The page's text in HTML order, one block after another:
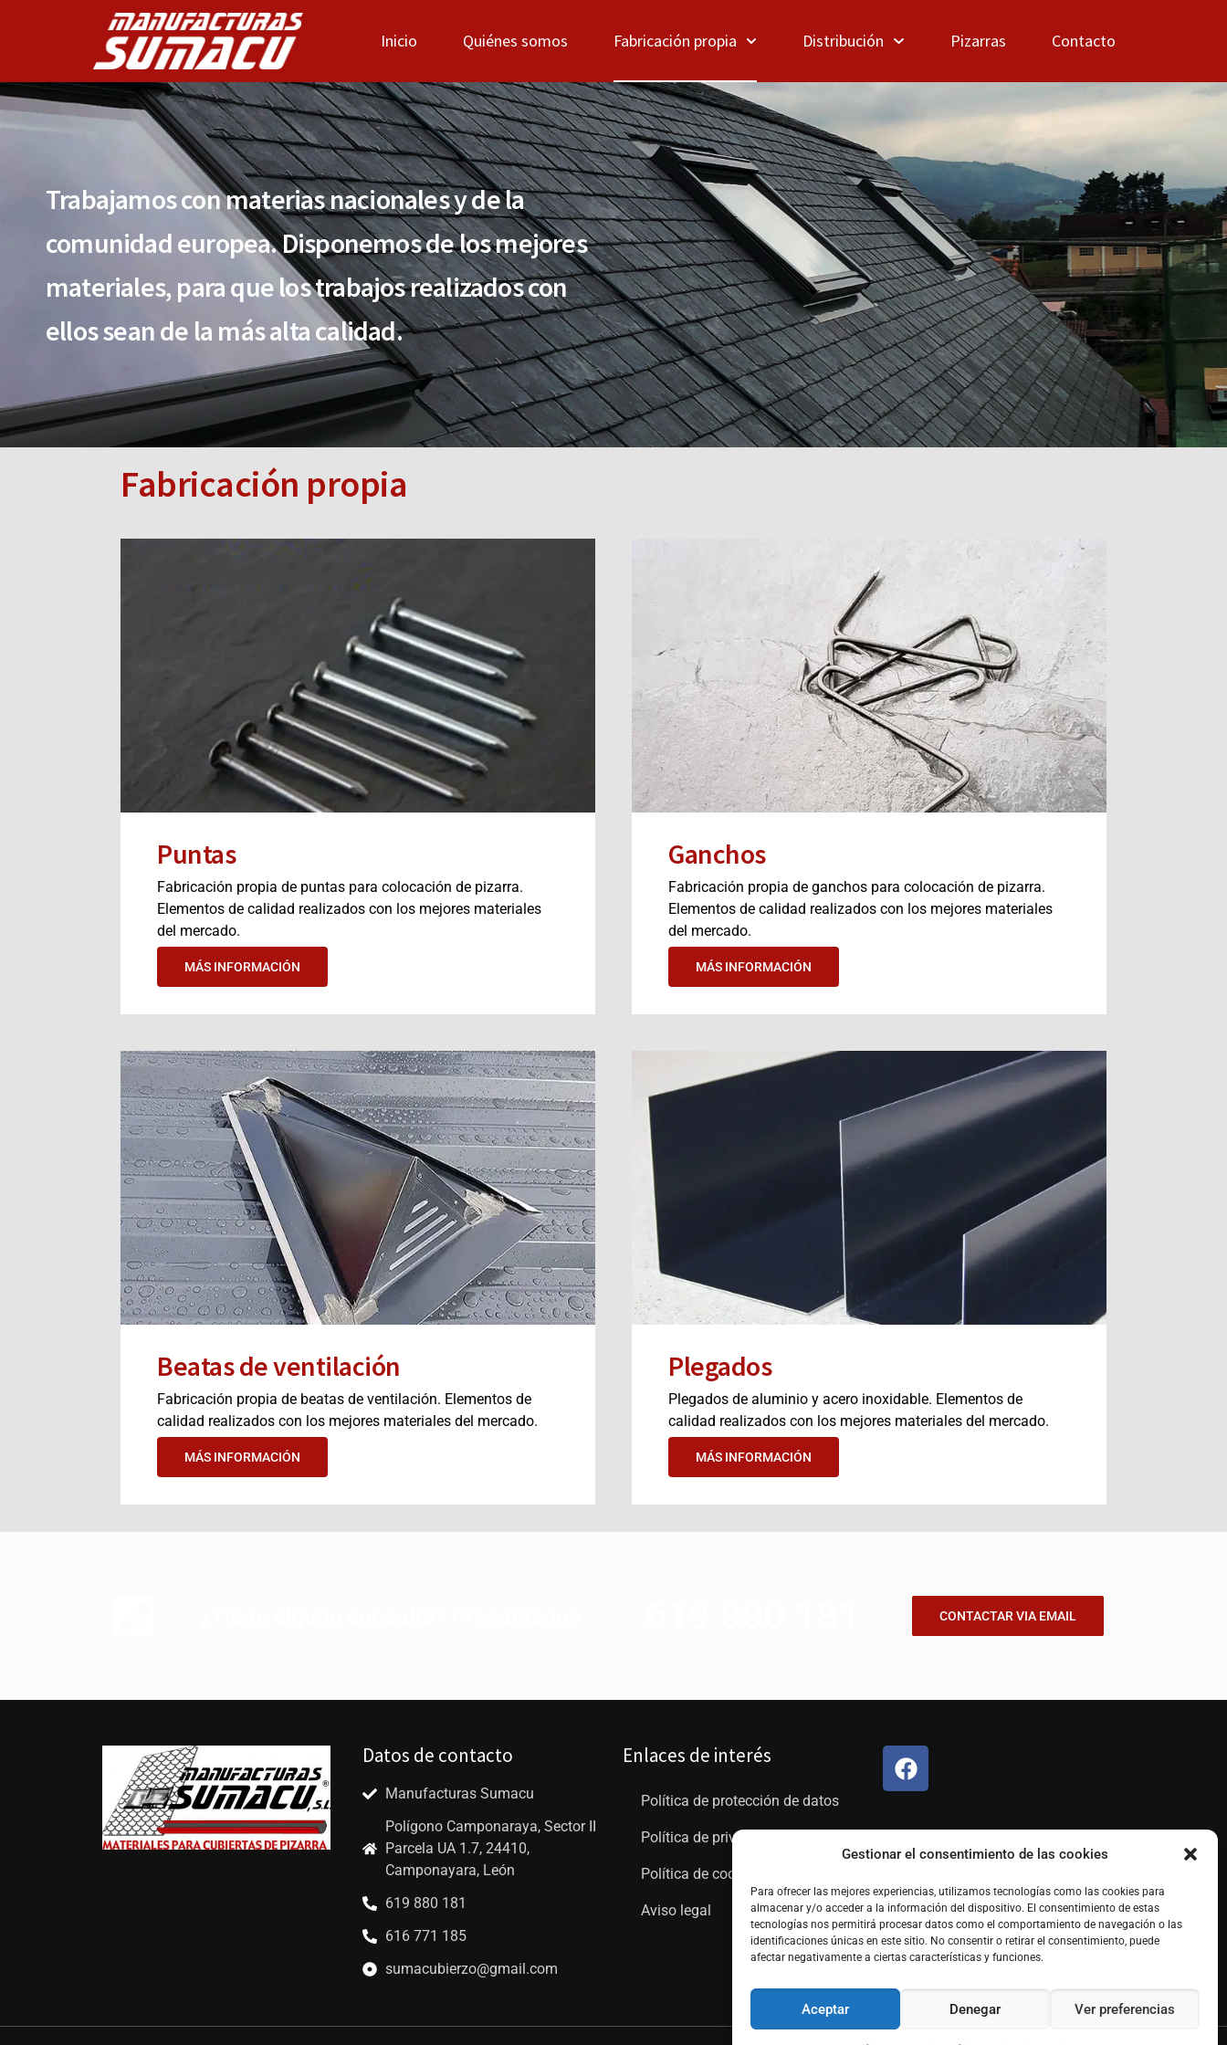
Gestionar el consentimiento de las cookies
Para ofrecer las mejores experiencias, utilizamos tecnologías como las cookies para
almacenar y/o acceder a la información del dispositivo. El consentimiento de estas
tecnologías nos permitirá procesar datos como el comportamiento de navegación o las
identificaciones únicas en este sitio. No consentir o retirar el consentimiento, puede
afectar negativamente a ciertas características y funciones.
Aceptar Denegar Ver preferencias
Inicio Quiénes somos Fabricación propia Distribución Pizarras Contacto
Trabajamos con materias nacionales y de la
comunidad europea. Disponemos de los mejores
materiales, para que los trabajos realizados con
ellos sean de la más alta calidad.
Fabricación propia
Puntas
Fabricación propia de puntas para colocación de pizarra.
Elementos de calidad realizados con los mejores materiales
del mercado.
MÁS INFORMACIÓN
Ganchos
Fabricación propia de ganchos para colocación de pizarra.
Elementos de calidad realizados con los mejores materiales
del mercado.
MÁS INFORMACIÓN
Beatas de ventilación
Fabricación propia de beatas de ventilación. Elementos de
calidad realizados con los mejores materiales del mercado.
MÁS INFORMACIÓN
Plegados
Plegados de aluminio y acero inoxidable. Elementos de
calidad realizados con los mejores materiales del mercado.
MÁS INFORMACIÓN
CONTACTAR VIA EMAIL
Datos de contacto
Manufacturas Sumacu
Polígono Camponaraya, Sector II
Parcela UA 1.7, 24410,
Camponayara, León
619 880 181
616 771 185
sumacubierzo@gmail.com
Enlaces de interés
Política de protección de datos
Política de privacidad
Política de cookies (UE)
Aviso legal